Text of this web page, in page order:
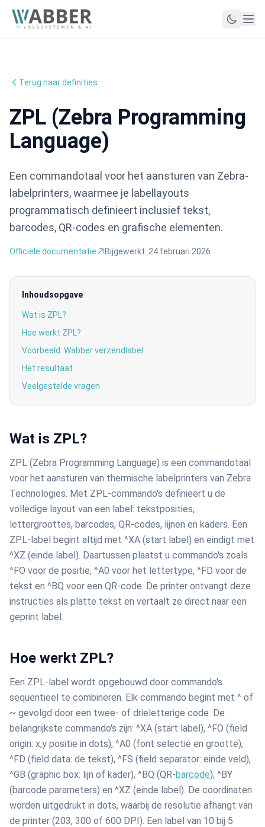
Terug naar definities
ZPL (Zebra Programming
Language)
Een commandotaal voor het aansturen van Zebra-
labelprinters, waarmee je labellayouts
programmatisch definieert inclusief tekst,
barcodes, QR-codes en grafische elementen.
Officiële documentatie Bijgewerkt: 24 februari 2026
Inhoudsopgave
Wat is ZPL?
Hoe werkt ZPL?
Voorbeeld: Wabber verzendlabel
Het resultaat
Veelgestelde vragen
Wat is ZPL?
ZPL (Zebra Programming Language) is een commandotaal
voor het aansturen van thermische labelprinters van Zebra
Technologies. Met ZPL-commando's definieert u de
volledige layout van een label: tekstposities,
lettergroottes, barcodes, QR-codes, lijnen en kaders. Een
ZPL-label begint altijd met ^XA (start label) en eindigt met
^XZ (einde label). Daartussen plaatst u commando's zoals
^FO voor de positie, ^A0 voor het lettertype, ^FD voor de
tekst en ^BQ voor een QR-code. De printer ontvangt deze
instructies als platte tekst en vertaalt ze direct naar een
geprint label.
Hoe werkt ZPL?
Een ZPL-label wordt opgebouwd door commando's
sequentieel te combineren. Elk commando begint met ^ of
~ gevolgd door een twee- of drieletterige code. De
belangrijkste commando's zijn: ^XA (start label), ^FO (field
origin: x,y positie in dots), ^A0 (font selectie en grootte),
^FD (field data: de tekst), ^FS (field separator: einde veld),
^GB (graphic box: lijn of kader), ^BQ (QR-barcode), ^BY
(barcode parameters) en ^XZ (einde label). De coordinaten
worden uitgedrukt in dots, waarbij de resolutie afhangt van
de printer (203, 300 of 600 DPI). Een label van 10 bij 5